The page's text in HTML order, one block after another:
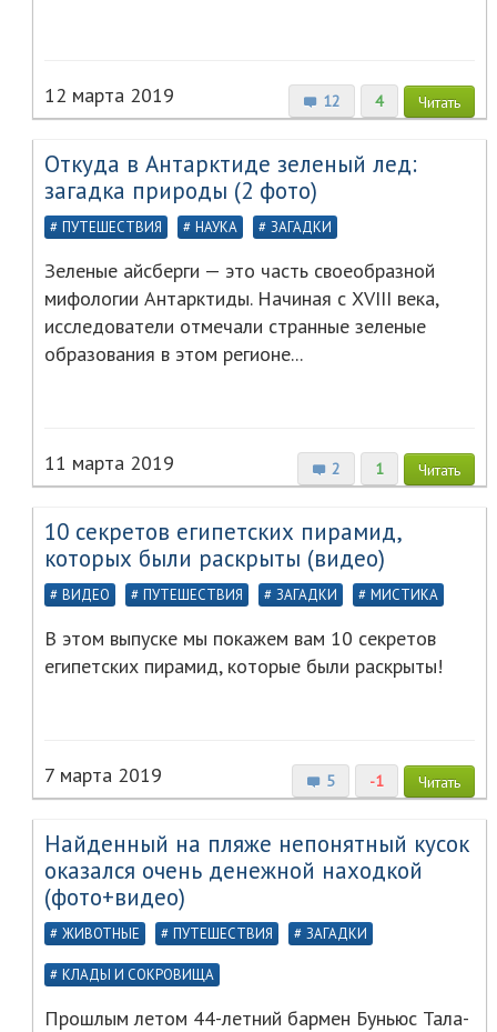
12 4 Читать
12 марта 2019
Откуда в Антарктиде зеленый лед:
загадка природы (2 фото)
ПУТЕШЕСТВИЯ НАУКА ЗАГАДКИ
Зеленые айсберги — это часть своеобразной
мифологии Антарктиды. Начиная с XVIII века,
исследователи отмечали странные зеленые
образования в этом регионе...
2 1 Читать
11 марта 2019
10 секретов египетских пирамид,
которых были раскрыты (видео)
ВИДЕО ПУТЕШЕСТВИЯ ЗАГАДКИ МИСТИКА
В этом выпуске мы покажем вам 10 секретов
египетских пирамид, которые были раскрыты!
5 -1 Читать
7 марта 2019
Найденный на пляже непонятный кусок
оказался очень денежной находкой
(фото+видео)
ЖИВОТНЫЕ ПУТЕШЕСТВИЯ ЗАГАДКИ
КЛАДЫ И СОКРОВИЩА
Прошлым летом 44-летний бармен Буньюс Тала-